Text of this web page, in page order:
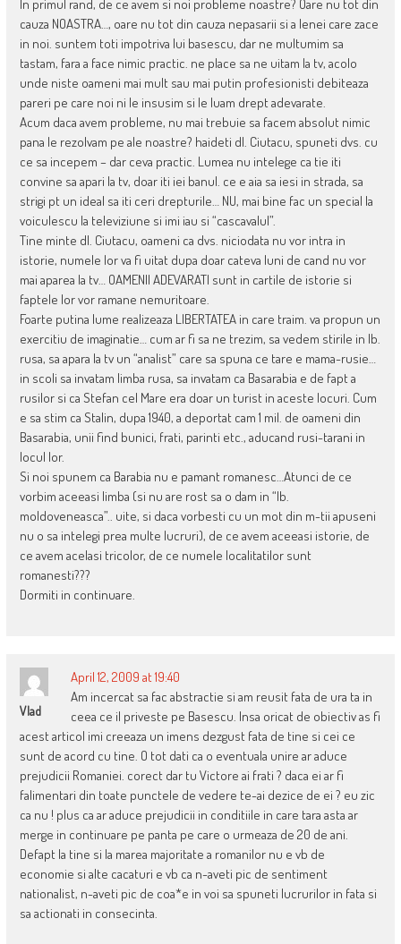
In primul rand, de ce avem si noi probleme noastre? Oare nu tot din
cauza NOASTRA…, oare nu tot din cauza nepasarii si a lenei care zace
in noi. suntem toti impotriva lui basescu, dar ne multumim sa
tastam, fara a face nimic practic. ne place sa ne uitam la tv, acolo
unde niste oameni mai mult sau mai putin profesionisti debiteaza
pareri pe care noi ni le insusim si le luam drept adevarate.
Acum daca avem probleme, nu mai trebuie sa facem absolut nimic
pana le rezolvam pe ale noastre? haideti dl. Ciutacu, spuneti dvs. cu
ce sa incepem – dar ceva practic. Lumea nu intelege ca tie iti
convine sa apari la tv, doar iti iei banul. ce e aia sa iesi in strada, sa
strigi pt un ideal sa iti ceri drepturile… NU, mai bine fac un special la
voiculescu la televiziune si imi iau si “cascavalul”.
Tine minte dl. Ciutacu, oameni ca dvs. niciodata nu vor intra in
istorie, numele lor va fi uitat dupa doar cateva luni de cand nu vor
mai aparea la tv… OAMENII ADEVARATI sunt in cartile de istorie si
faptele lor vor ramane nemuritoare.
Foarte putina lume realizeaza LIBERTATEA in care traim. va propun un
exercitiu de imaginatie… cum ar fi sa ne trezim, sa vedem stirile in lb.
rusa, sa apara la tv un “analist” care sa spuna ce tare e mama-rusie…
in scoli sa invatam limba rusa, sa invatam ca Basarabia e de fapt a
rusilor si ca Stefan cel Mare era doar un turist in aceste locuri. Cum
e sa stim ca Stalin, dupa 1940, a deportat cam 1 mil. de oameni din
Basarabia, unii find bunici, frati, parinti etc., aducand rusi-tarani in
locul lor.
Si noi spunem ca Barabia nu e pamant romanesc…Atunci de ce
vorbim aceeasi limba (si nu are rost sa o dam in “lb.
moldoveneasca”.. uite, si daca vorbesti cu un mot din m-tii apuseni
nu o sa intelegi prea multe lucruri), de ce avem aceeasi istorie, de
ce avem acelasi tricolor, de ce numele localitatilor sunt
romanesti???
Dormiti in continuare.
Vlad
April 12, 2009 at 19:40
Am incercat sa fac abstractie si am reusit fata de ura ta in
ceea ce il priveste pe Basescu. Insa oricat de obiectiv as fi
acest articol imi creeaza un imens dezgust fata de tine si cei ce
sunt de acord cu tine. O tot dati ca o eventuala unire ar aduce
prejudicii Romaniei. corect dar tu Victore ai frati ? daca ei ar fi
falimentari din toate punctele de vedere te-ai dezice de ei ? eu zic
ca nu ! plus ca ar aduce prejudicii in conditiile in care tara asta ar
merge in continuare pe panta pe care o urmeaza de 20 de ani.
Defapt la tine si la marea majoritate a romanilor nu e vb de
economie si alte cacaturi e vb ca n-aveti pic de sentiment
nationalist, n-aveti pic de coa*e in voi sa spuneti lucrurilor in fata si
sa actionati in consecinta.